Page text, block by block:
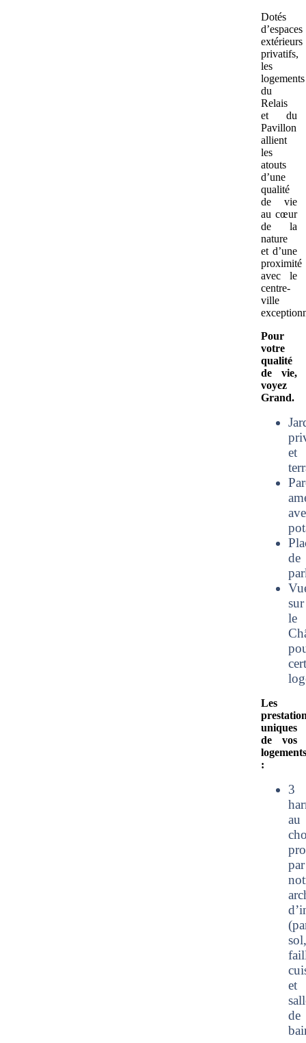
Dotés
d’espaces
extérieurs
privatifs,
les
logements
du
Relais
et du
Pavillon
allient
les
atouts
d’une
qualité
de vie
au cœur
de la
nature
et d’une
proximité
avec le
centre-
ville
Pour
votre
qualité
de vie,
voyez
Grand.
et
de
sur
le
Les
uniques
de vos
logements
:
3
au
par
sol,
et
de